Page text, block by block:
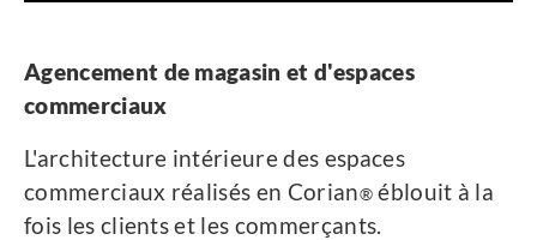
Agencement de magasin et d'espaces
commerciaux
L'architecture intérieure des espaces
commerciaux réalisés en Corian®éblouit à la
fois les clients et les commerçants.